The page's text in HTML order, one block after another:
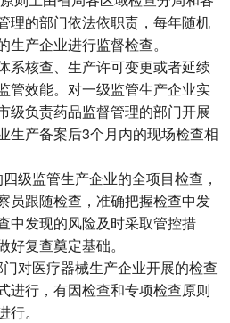
理的部门依法依职责，每年随机
产企业进行监督检查。
系核查、生产许可变更或者延续
管效能。对一级监管生产企业实
级负责药品监督管理的部门开展
生产备案后3个月内的现场检查相
级监管生产企业的全项目检查，
员跟随检查，准确把握检查中发
中发现的风险及时采取管控措
复查奠定基础。
对医疗器械生产企业开展的检查
进行，有因检查和专项检查原则
。